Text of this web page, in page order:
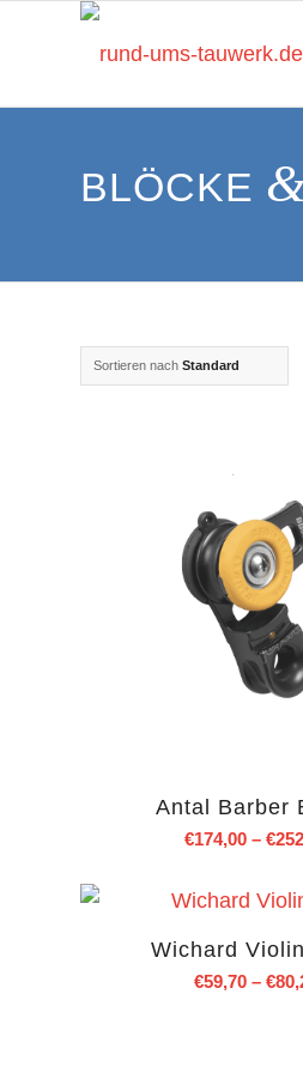
BLÖCKE
Sortieren nach Standard
Antal Barber
€174,00– €
Wichard
€59,70– €